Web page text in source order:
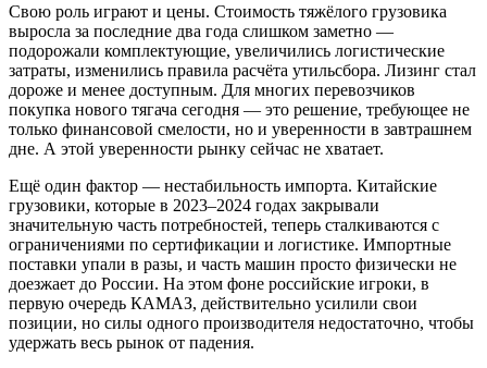
Свою роль играют и цены. Стоимость тяжёлого грузовика
выросла за последние два года слишком заметно —
подорожали комплектующие, увеличились логистические
затраты, изменились правила расчёта утильсбора. Лизинг стал
дороже и менее доступным. Для многих перевозчиков
покупка нового тягача сегодня — это решение, требующее не
только финансовой смелости, но и уверенности в завтрашнем
дне. А этой уверенности рынку сейчас не хватает.
Ещё один фактор — нестабильность импорта. Китайские
грузовики, которые в 2023–2024 годах закрывали
значительную часть потребностей, теперь сталкиваются с
ограничениями по сертификации и логистике. Импортные
поставки упали в разы, и часть машин просто физически не
доезжает до России. На этом фоне российские игроки, в
первую очередь КАМАЗ, действительно усилили свои
позиции, но силы одного производителя недостаточно, чтобы
удержать весь рынок от падения.